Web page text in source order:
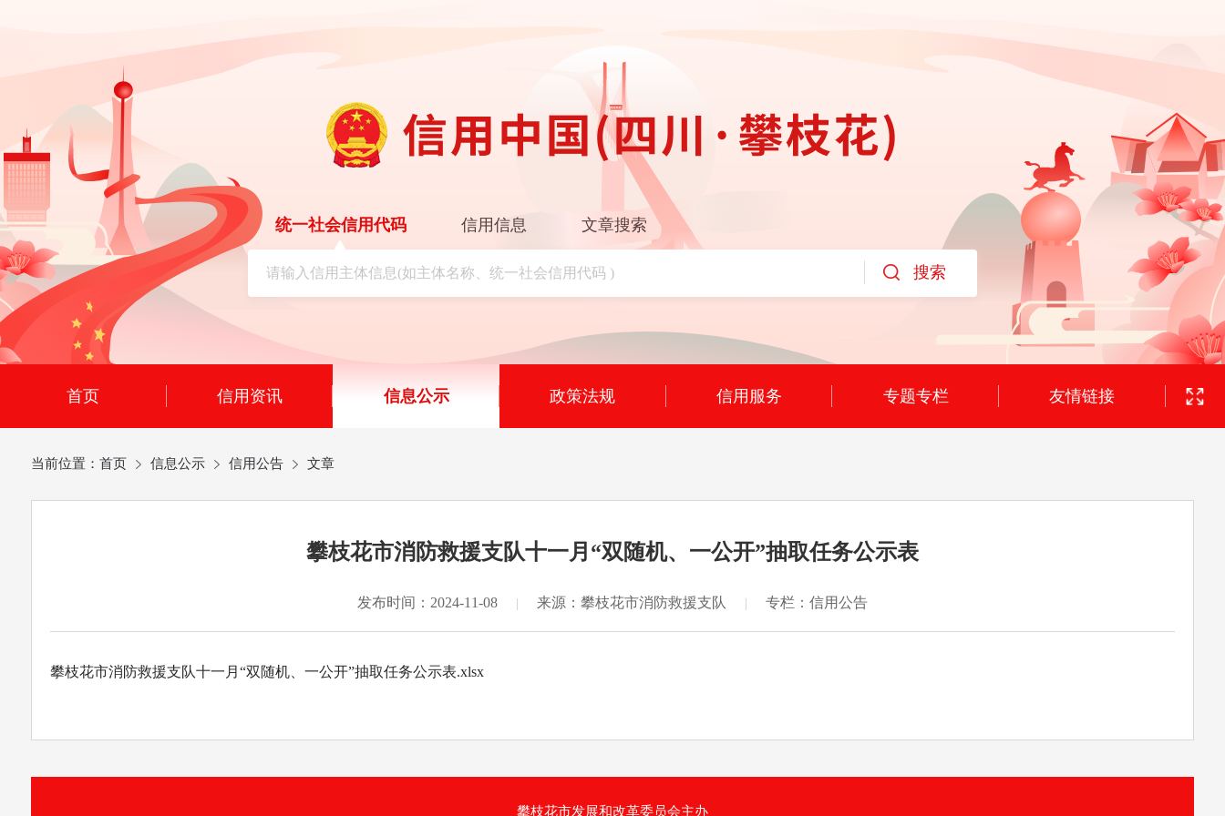
统一社会信用代码 信用信息 文章搜索
首页 信用资讯 信息公示 政策法规 信用服务 专题专栏 友情链接
当前位置： 首页 信息公示 信用公告 文章
攀枝花市消防救援支队十一月“双随机、一公开”抽取任务公示表
发布时间：2024-11-08 | 来源：攀枝花市消防救援支队 | 专栏：信用公告
攀枝花市消防救援支队十一月“双随机、一公开”抽取任务公示表.xlsx
攀枝花市发展和改革委员会主办